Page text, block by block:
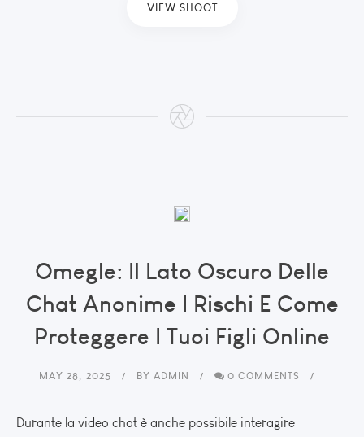
VIEW SHOOT
Omegle: Il Lato Oscuro Delle
Chat Anonime I Rischi E Come
Proteggere I Tuoi Figli Online
MAY 28, 2025 BY ADMIN 0 COMMENTS
Durante la video chat è anche possibile interagire